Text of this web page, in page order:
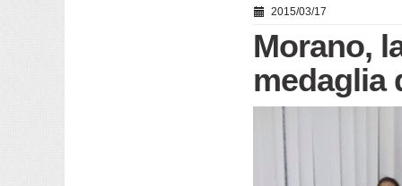
2015/03/17
Morano,
medaglia